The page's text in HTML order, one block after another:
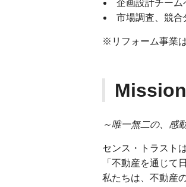
企画設計チーム
市場調査、競合
※リフォーム事業
Mission
～唯一無二の、感
センス・トラスト
「不動産を通じて
私たちは、不動産